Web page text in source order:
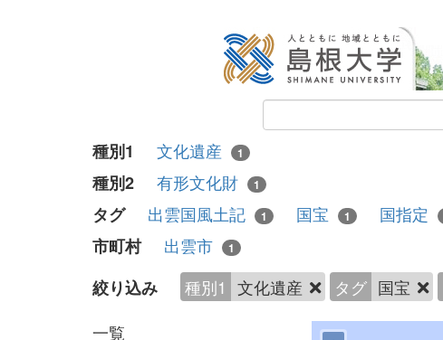
種別1 文化遺産 1
種別2 有形文化財 1
タグ 出雲国風土記 1 国宝 1 国指定
市町村 出雲市 1
絞り込み 種別1 文化遺産 タグ 国宝
一覧